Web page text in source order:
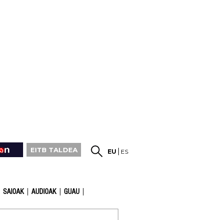
EITB TALDEA EU ES
SAIOAK AUDIOAK GUAU